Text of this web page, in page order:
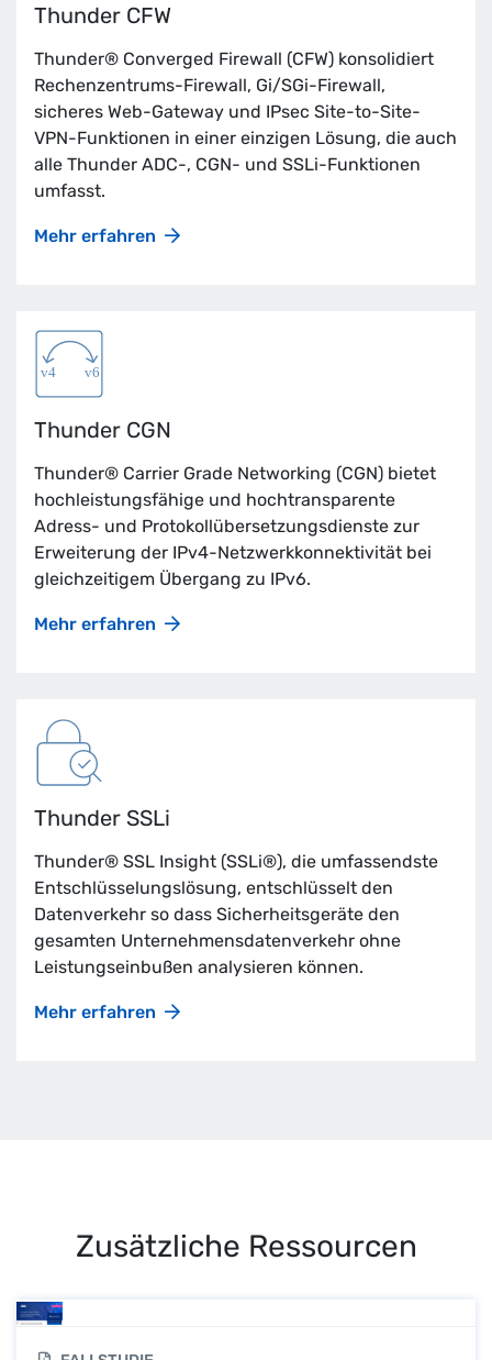
Thunder CFW
Thunder® Converged Firewall (CFW) konsolidiert
Rechenzentrums-Firewall, Gi/SGi-Firewall,
sicheres Web-Gateway und IPsec Site-to-Site-
VPN-Funktionen in einer einzigen Lösung, die auch
alle Thunder ADC-, CGN- und SSLi-Funktionen
umfasst.
Mehr erfahren
Thunder CGN
Thunder® Carrier Grade Networking (CGN) bietet
hochleistungsfähige und hochtransparente
Adress- und Protokollübersetzungsdienste zur
Erweiterung der IPv4-Netzwerkkonnektivität bei
gleichzeitigem Übergang zu IPv6.
Mehr erfahren
Thunder SSLi
Thunder® SSL Insight (SSLi®), die umfassendste
Entschlüsselungslösung, entschlüsselt den
Datenverkehr so dass Sicherheitsgeräte den
gesamten Unternehmensdatenverkehr ohne
Leistungseinbußen analysieren können.
Mehr erfahren
Zusätzliche Ressourcen